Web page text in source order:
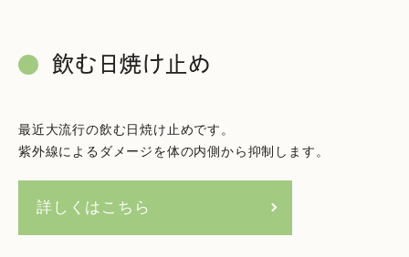
飲む日焼け止め
最近大流行の飲む日焼け止めです。
紫外線によるダメージを体の内側から抑制します。
詳しくはこちら